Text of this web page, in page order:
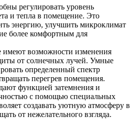
регулировать уровень
и тепла в помещение. Это
энергию, улучшить микроклимат
более комфортным для
возможности изменения
от солнечных лучей. Умные
определенный спектр
перегрев помещения.
функцией затемнения и
с помощью специальных
создавать уютную атмосферу в
от нежелательного взгляда.